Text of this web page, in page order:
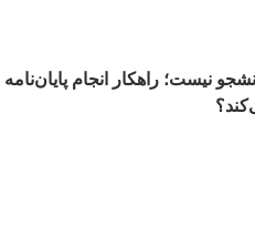
نیست؛ راهکار انجام پایان‌نامه